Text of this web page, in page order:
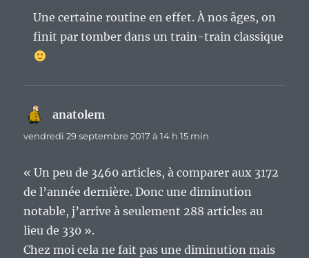
Une certaine routine en effet. À nos âges, on
finit par tomber dans un train-train classique
anatolem
vendredi 29 septembre 2017 à 14 h 15 min
« Un peu de 3460 articles, à comparer aux 3172
de l’année dernière. Donc une diminution
notable, j’arrive à seulement 288 articles au
lieu de 330 ».
Chez moi cela ne fait pas une diminution mais